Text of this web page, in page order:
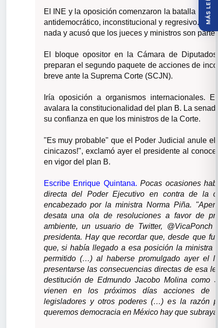
El INE y la oposición comenzaron la batalla
antidemocrático, inconstitucional y regresivo.
nada y acusó que los jueces y ministros son
El bloque opositor en la Cámara de
preparan el segundo paquete de acciones de
breve ante la Suprema Corte (SCJN).
Iría oposición a organismos internacionales.
avalara la constitucionalidad del plan B. La
su confianza en que los ministros de la Corte.
"Es muy probable" que el Poder Judicial anule el
cinicazos!", exclamó ayer el presidente al
en vigor del plan B.
Escribe Enrique Quintana. Pocas ocasiones
directa del Poder Ejecutivo en contra de la
encabezado por la ministra Norma Piña.
desata una ola de resoluciones a favor de
ambiente, un usuario de Twitter,
presidenta. Hay que recordar que, desde que
que, si había llegado a esa posición la ministra
permitido (…) al haberse promulgado ayer el
presentarse las consecuencias directas de esa
destitución de Edmundo Jacobo Molina
vienen en los próximos días acciones de
legisladores y otros poderes (…) es la razón
queremos democracia en México hay que